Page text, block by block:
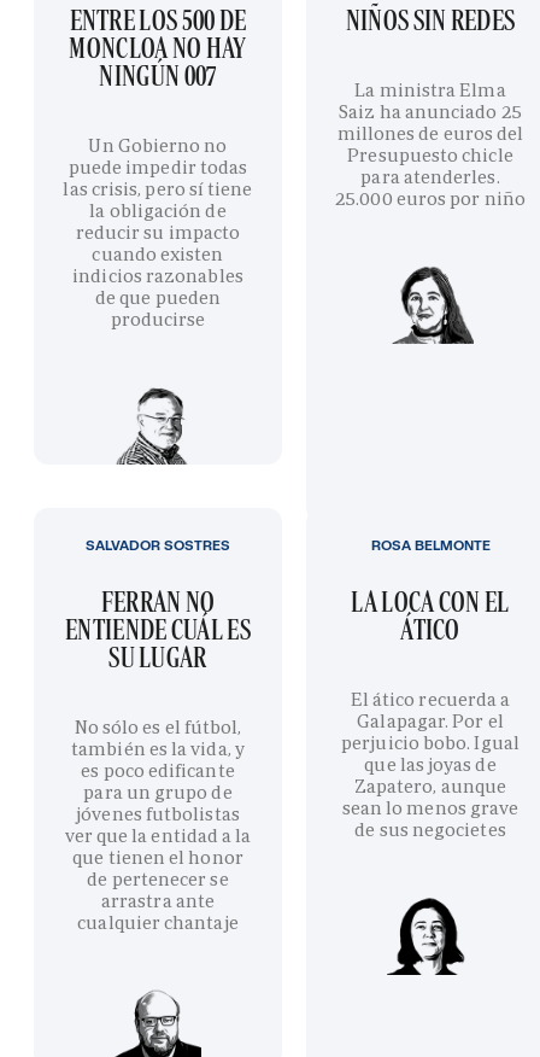
ENTRE LOS 500 DE
MONCLOA NO HAY
NINGÚN 007
Un Gobierno no
puede impedir todas
las crisis, pero sí tiene
la obligación de
reducir su impacto
cuando existen
indicios razonables
de que pueden
producirse
NIÑOS SIN REDES
La ministra Elma
Saiz ha anunciado 25
millones de euros del
Presupuesto chicle
para atenderles.
25.000 euros por niño
FERRAN NO
ENTIENDE CUÁL ES
SU LUGAR
No sólo es el fútbol,
también es la vida, y
es poco edificante
para un grupo de
jóvenes futbolistas
ver que la entidad a la
que tienen el honor
de pertenecer se
arrastra ante
cualquier chantaje
SALVADOR SOSTRES
LA LOCA CON EL
ÁTICO
El ático recuerda a
Galapagar. Por el
perjuicio bobo. Igual
que las joyas de
Zapatero, aunque
sean lo menos grave
de sus negocietes
ROSA BELMONTE